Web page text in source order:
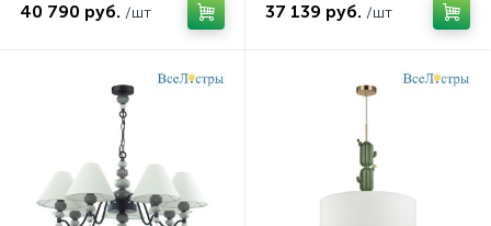
40 790 руб. /шт 37 139 руб. /шт